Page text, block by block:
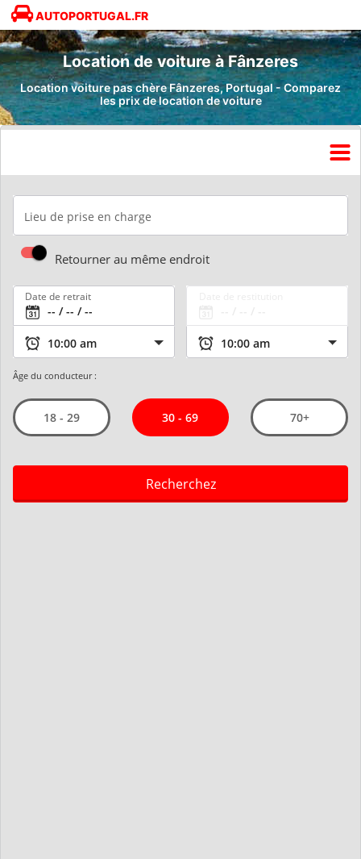
AUTOPORTUGAL.FR
Location de voiture à Fânzeres
Location voiture pas chère Fânzeres, Portugal - Comparez
les prix de location de voiture
Lieu de prise en charge
Retourner au même endroit
Date de retrait
Âge du conducteur :
18 - 29 30 - 69 70+
Recherchez